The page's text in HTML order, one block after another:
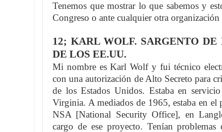
Tenemos que mostrar lo que sabemos y
Congreso o ante cualquier otra
12; KARL WOLF. SARGENTO DE
DE LOS EE.UU.
Mi nombre es Karl Wolf y fui técnico
con una autorización de Alto Secreto para
de los Estados Unidos. Estaba en
Virginia. A mediados de 1965, estaba en
NSA [National Security Office], en
cargo de ese proyecto. Tenían